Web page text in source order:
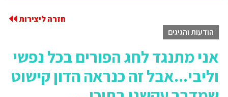
חזרה ליצירות
הודעות והגיגים
אני מתנגד לחג הפורים בכל נפשי
וליבי...אבל זה כנראה הדון קישוט